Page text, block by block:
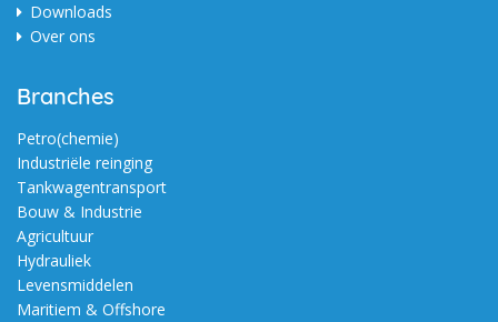
Downloads
Over ons
Branches
Petro(chemie)
Industriële reinging
Tankwagentransport
Bouw & Industrie
Agricultuur
Hydrauliek
Levensmiddelen
Maritiem & Offshore